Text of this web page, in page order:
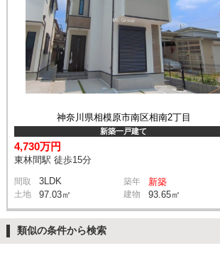
神奈川県相模原市南区相南2丁目
新築一戸建て
4,730万円
東林間駅 徒歩15分
間取 3LDK 築年 新築
土地 97.03㎡ 建物 93.65㎡
類似の条件から検索